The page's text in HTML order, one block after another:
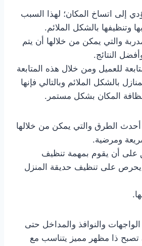
إلى اتساخ المكان؛ لهذا السبب
وتنظيفها بالشكل الملائم.
والتي يمكن من خلالها أن يتم
النتائج.
للعميل ومن خلال هذه المتابعة
بالشكل الملائم وبالتالي فإنها
المكان بشكل مستمر.
الطرق والتي يمكن من خلالها
ومرضية.
على أن يقوم بمهمة تنظيف
يحرص على تنظيف حديقة المنزل
والنوافذ والمداخل حتى
ذا مظهر مميز يتناسب مع